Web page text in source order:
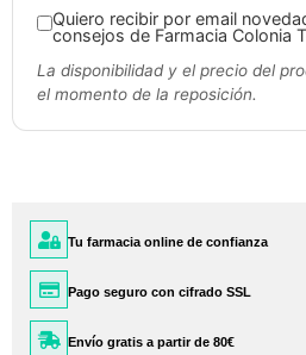
Quiero recibir por email
consejos de Farmacia Colonia
La disponibilidad y el precio del
el momento de la reposición.
Tu farmacia online de confianza
Pago seguro con cifrado SSL
Envío gratis a partir de 80€